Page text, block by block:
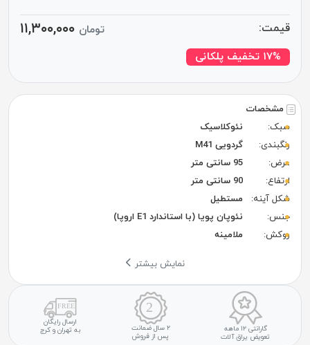
مشخصات
سبک:
نئوکلاسیک
رنگبندی:
گردویی M41
عرض:
95 سانتی متر
ارتفاع:
90 سانتی متر
شکل آینه:
مستطیل
جنس:
نئوپان پویا (با استاندارد E1 اروپا)
روکش:
ملامینه
نمایش بیشتر
گارانتی ۱۲ ماهه
تعویض یراق آلات
۲ سال ضمانت
پس از فروش
ارسال رایگان
به تهران و کرج
قیمت: تومان ۱۱,۳۰۰,۰۰۰
۱۷% تخفیف پلکانی